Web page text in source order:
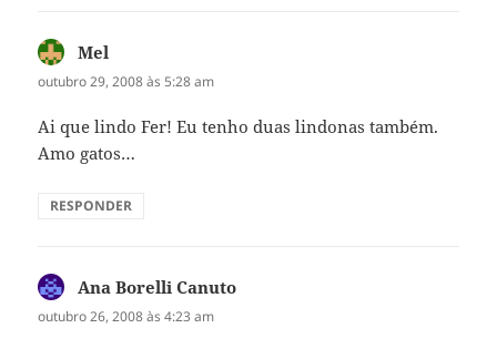
Mel
outubro 29, 2008 às 5:28 am
Ai que lindo Fer! Eu tenho duas lindonas também.
Amo gatos…
RESPONDER
Ana Borelli Canuto
outubro 26, 2008 às 4:23 am